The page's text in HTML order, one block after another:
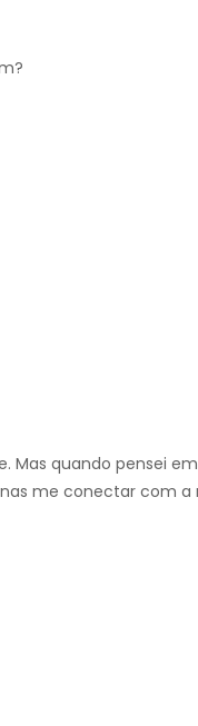
Mas quando pensei
me conectar com a